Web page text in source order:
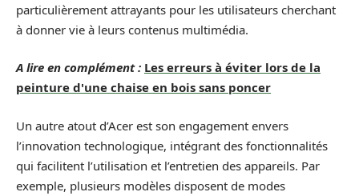
particulièrement attrayants pour les utilisateurs cherchant
à donner vie à leurs contenus multimédia.
A lire en complément : Les erreurs à éviter lors de la
peinture d'une chaise en bois sans poncer
Un autre atout d’Acer est son engagement envers
l’innovation technologique, intégrant des fonctionnalités
qui facilitent l’utilisation et l’entretien des appareils. Par
exemple, plusieurs modèles disposent de modes